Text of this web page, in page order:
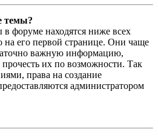
темы?
форуме находятся ниже всех
на его первой странице. Они чаще
важную информацию,
их по возможности. Так
права на создание
администратором